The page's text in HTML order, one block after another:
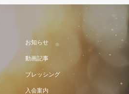
お知らせ
動画記事
ブレッシング
入会案内